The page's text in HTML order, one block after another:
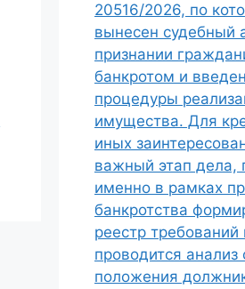
20516/2026, по
вынесен судебный
признании
банкротом и
процедуры
имущества. Для
иных
важный этап дела,
именно в рамках
банкротства
реестр требований
проводится анализ
положения